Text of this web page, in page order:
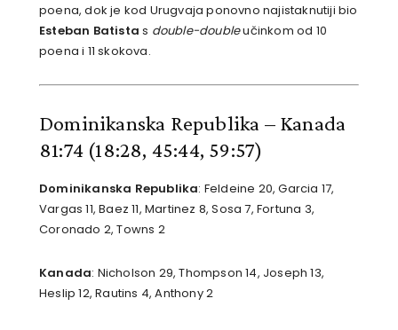
poena, dok je kod Urugvaja ponovno najistaknutiji bio
Esteban Batista s double-doubleučinkom od 10
poena i 11 skokova.
Dominikanska Republika – Kanada
81:74 (18:28, 45:44, 59:57)
Dominikanska Republika: Feldeine 20, Garcia 17,
Vargas 11, Baez 11, Martinez 8, Sosa 7, Fortuna 3,
Coronado 2, Towns 2
Kanada: Nicholson 29, Thompson 14, Joseph 13,
Heslip 12, Rautins 4, Anthony 2